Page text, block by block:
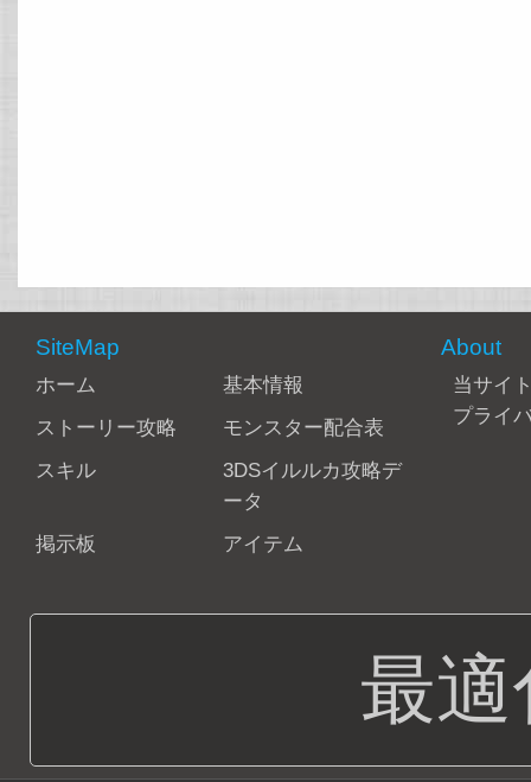
SiteMap
ホーム
基本情報
ストーリー攻略
モンスター配合表
スキル
3DSイルルカ攻略デ
ータ
掲示板
アイテム
About
当サイ
プライ
最